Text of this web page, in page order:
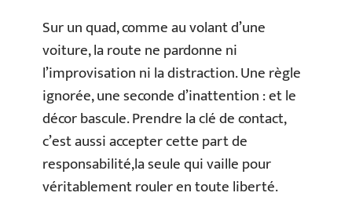
Sur un quad, comme au volant d’une
voiture, la route ne pardonne ni
l’improvisation ni la distraction. Une règle
ignorée, une seconde d’inattention : et le
décor bascule. Prendre la clé de contact,
c’est aussi accepter cette part de
responsabilité,la seule qui vaille pour
véritablement rouler en toute liberté.